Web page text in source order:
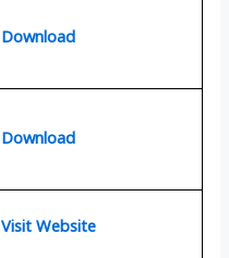
Download
Download
Visit Website